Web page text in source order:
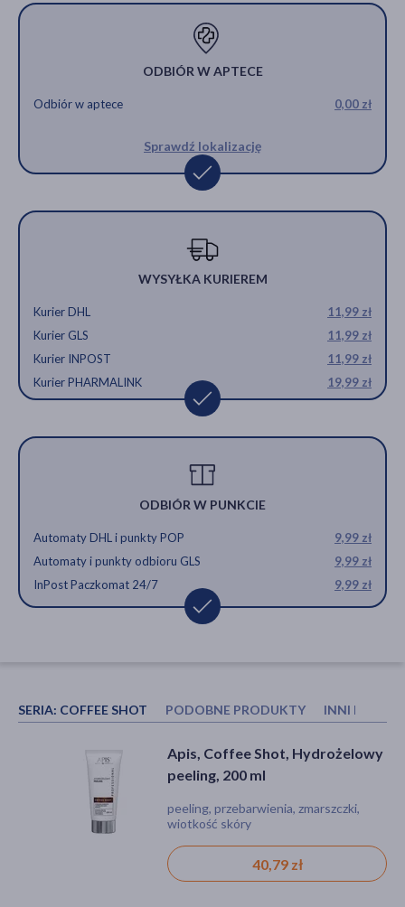
ODBIÓR W APTECE
Odbiór w aptece 0,00 zł
Sprawdź lokalizację
WYSYŁKA KURIEREM
Kurier DHL
11,99 zł
Kurier GLS
11,99 zł
Kurier INPOST
11,99 zł
Kurier PHARMALINK
19,99 zł
ODBIÓR W PUNKCIE
Automaty DHL i punkty POP
9,99 zł
Automaty i punkty odbioru GLS
9,99 zł
InPost Paczkomat 24/7
9,99 zł
SERIA: COFFEE SHOT PODOBNE PRODUKTY INNI
Flos-Lek fitoCollagen pro age,
krem nawilżający z
50 ml
krem, suchość, zmarszczki, dla wegan
41,49 zł
Apis Couperose Stop,
witaminowy krem dla cery
naczynkami, 100 ml
krem, naczynka, nadwrażliwość
45,59 zł
Apis, Coffee Shot, Hydrożelowy
peeling, 200 ml
peeling, przebarwienia, zmarszczki,
wiotkość skóry
40,79 zł